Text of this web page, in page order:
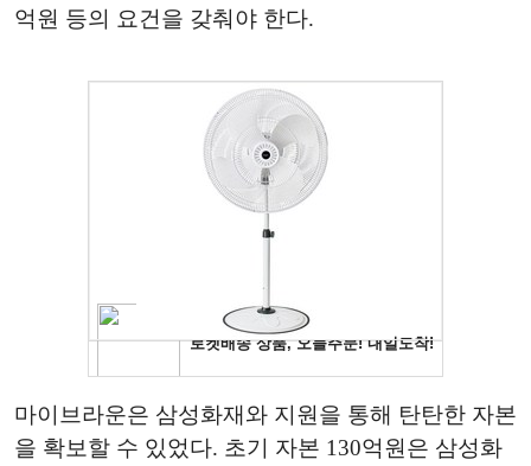
억원 등의 요건을 갖춰야 한다.
마이브라운은 삼성화재와 지원을 통해 탄탄한 자본
을 확보할 수 있었다. 초기 자본 130억원은 삼성화